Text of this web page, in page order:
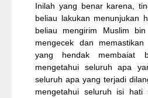
Inilah yang benar karena,
beliau lakukan menunjukan
beliau mengirim Muslim
mengecek dan
yang hendak membaiat
mengetahui seluruh apa
seluruh apa yang terjadi
mengetahui seluruh isi hati